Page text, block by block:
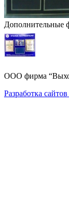
Дополнительные
ООО фирма
Разработка